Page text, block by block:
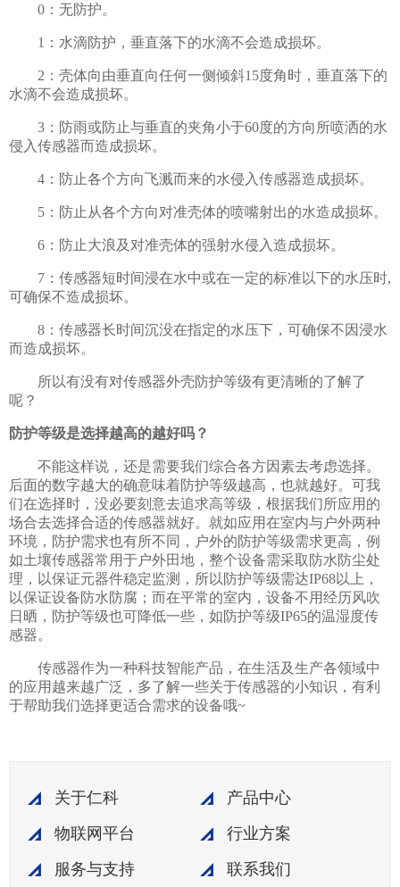
0：无防护。
1：水滴防护，垂直落下的水滴不会造成损坏。
2：壳体向由垂直向任何一侧倾斜15度角时，垂直落下的
水滴不会造成损坏。
3：防雨或防止与垂直的夹角小于60度的方向所喷洒的水
侵入传感器而造成损坏。
4：防止各个方向飞溅而来的水侵入传感器造成损坏。
5：防止从各个方向对准壳体的喷嘴射出的水造成损坏。
6：防止大浪及对准壳体的强射水侵入造成损坏。
7：传感器短时间浸在水中或在一定的标准以下的水压时,
可确保不造成损坏。
8：传感器长时间沉没在指定的水压下，可确保不因浸水
而造成损坏。
所以有没有对传感器外壳防护等级有更清晰的了解了
呢？
防护等级是选择越高的越好吗？
不能这样说，还是需要我们综合各方因素去考虑选择。
后面的数字越大的确意味着防护等级越高，也就越好。可我
们在选择时，没必要刻意去追求高等级，根据我们所应用的
场合去选择合适的传感器就好。就如应用在室内与户外两种
环境，防护需求也有所不同，户外的防护等级需求更高，例
如土壤传感器常用于户外田地，整个设备需采取防水防尘处
理，以保证元器件稳定监测，所以防护等级需达IP68以上，
以保证设备防水防腐；而在平常的室内，设备不用经历风吹
日晒，防护等级也可降低一些，如防护等级IP65的温湿度传
感器。
传感器作为一种科技智能产品，在生活及生产各领域中
的应用越来越广泛，多了解一些关于传感器的小知识，有利
于帮助我们选择更适合需求的设备哦~
关于仁科
产品中心
物联网平台
行业方案
服务与支持
联系我们